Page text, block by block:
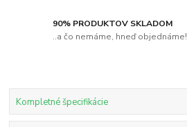
90% PRODUKTOV SKLADOM
..a čo nemáme, hneď objednáme!
Kompletné špecifikácie